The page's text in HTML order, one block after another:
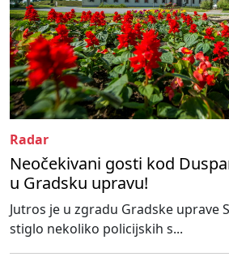
Radar
Neočekivani gosti kod
u Gradsku upravu!
Jutros je u zgradu Gradske uprave
stiglo nekoliko policijskih s...